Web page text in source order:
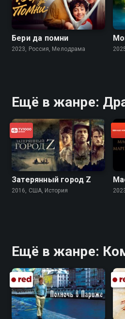
Бери да помни
2023, Россия, Мелодрама
Ещё в жанре:
Затерянный город Z
2016, США, История
Ещё в жанре: